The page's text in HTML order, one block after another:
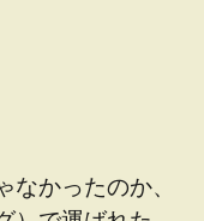
なかったのか、